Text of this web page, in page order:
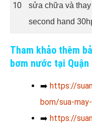
10
sửa chữa và
second hand
Tham khảo thêm
bơm nước tại
➡️ https://
bom/sua-
➡️ https://